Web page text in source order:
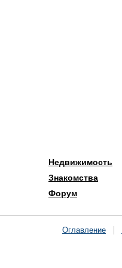
Недвижимость
Знакомства
Форум
Оглавление